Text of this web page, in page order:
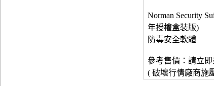
Norman Security
年授權盒裝版)
防毒安全軟體
參考售價：請立
( 破壞行情廠商施